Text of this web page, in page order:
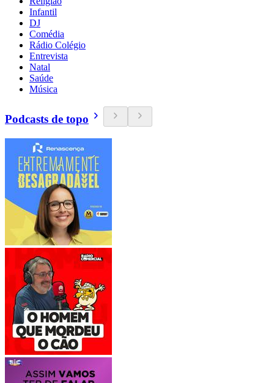
Infantil
DJ
Comédia
Rádio Colégio
Entrevista
Natal
Saúde
Música
Podcasts de topo